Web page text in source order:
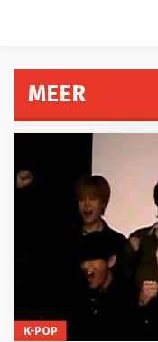
MEER
K-POP